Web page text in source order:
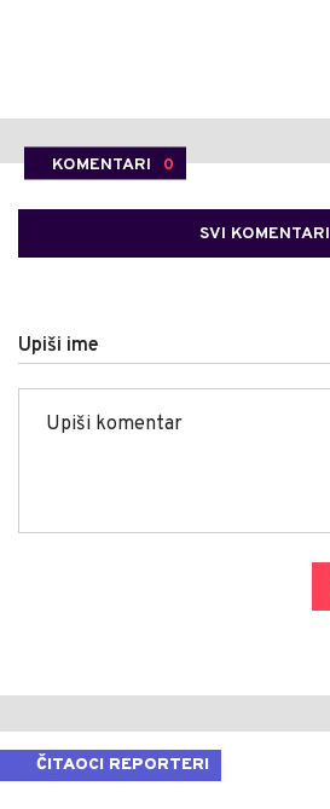
KOMENTARI 0
SVI KOMENTARI
Upiši ime
ČITAOCI REPORTERI